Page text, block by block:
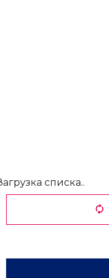
списка..